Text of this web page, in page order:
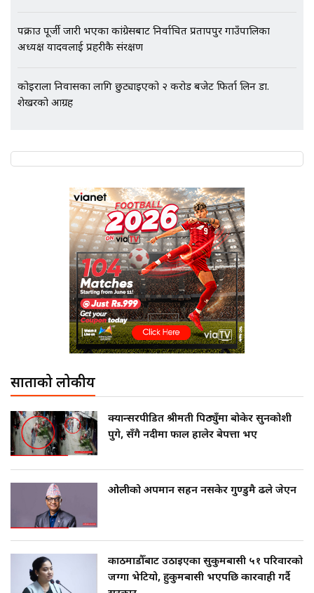
पक्राउ पूर्जी जारी भएका कांग्रेसबाट निर्वाचित प्रतापपुर गाउँपालिका
अध्यक्ष यादवलाई प्रहरीकै संरक्षण
कोइराला निवासका लागि छुट्याइएको २ करोड बजेट फिर्ता लिन डा.
शेखरको आग्रह
साताको लोकप्रीय
क्यान्सरपीडित श्रीमती पिठ्युँमा बोकेर सुनकोशी
पुगे, सँगै नदीमा फाल हालेर बेपत्ता भए
ओलीको अपमान सहन नसकेर गुण्डुमै ढले जेएन
काठमाडौँबाट उठाइएका सुकुमबासी ५१ परिवारको
जग्गा भेटियो, हुकुमबासी भएपछि कारवाही गर्दै